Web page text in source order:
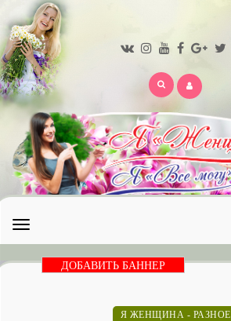
Открыть
меню
ДОБАВИТЬ БАННЕР
Я ЖЕНЩИНА - РАЗНОЕ